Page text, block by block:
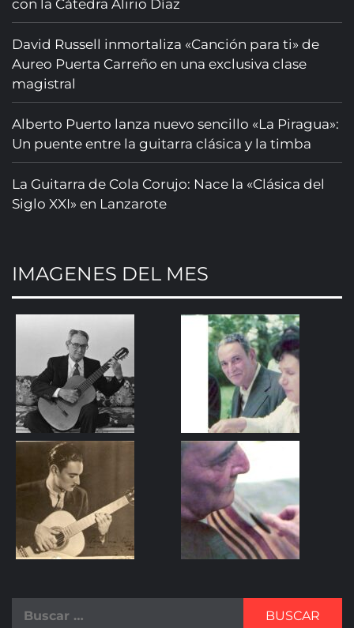
con la Cátedra Alirio Díaz
David Russell inmortaliza «Canción para ti» de
Aureo Puerta Carreño en una exclusiva clase
magistral
Alberto Puerto lanza nuevo sencillo «La Piragua»:
Un puente entre la guitarra clásica y la timba
La Guitarra de Cola Corujo: Nace la «Clásica del
Siglo XXI» en Lanzarote
IMAGENES DEL MES